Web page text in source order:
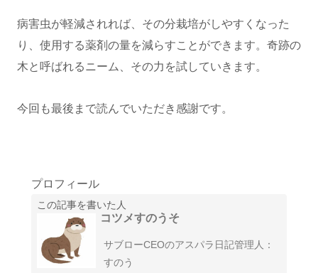
病害虫が軽減されれば、その分栽培がしやすくなった
り、使用する薬剤の量を減らすことができます。奇跡の
木と呼ばれるニーム、その力を試していきます。
今回も最後まで読んでいただき感謝です。
プロフィール
この記事を書いた人
コツメすのうそ
サブローCEOのアスパラ日記管理人：
すのう